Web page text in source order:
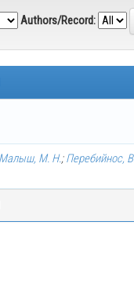
Authors/Record:
Малыш, М. Н.;Перебийнос,